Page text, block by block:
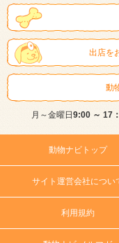
出店を
動
月～金曜日9:00 ～ 17
動物ナビトップ
サイト運営会社につい
利用規約